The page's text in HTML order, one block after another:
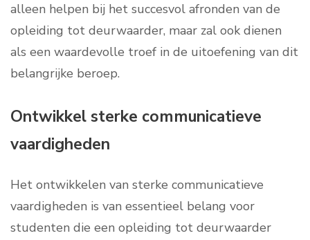
alleen helpen bij het succesvol afronden van de
opleiding tot deurwaarder, maar zal ook dienen
als een waardevolle troef in de uitoefening van dit
belangrijke beroep.
Ontwikkel sterke communicatieve
vaardigheden
Het ontwikkelen van sterke communicatieve
vaardigheden is van essentieel belang voor
studenten die een opleiding tot deurwaarder